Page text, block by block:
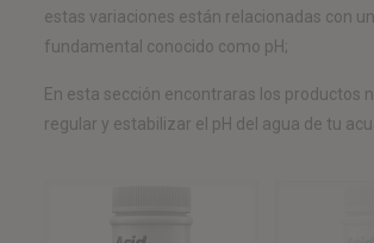
estas variaciones están relacionadas con
fundamental conocido como pH;
En esta sección encontraras los productos
regular y estabilizar el pH del agua de tu